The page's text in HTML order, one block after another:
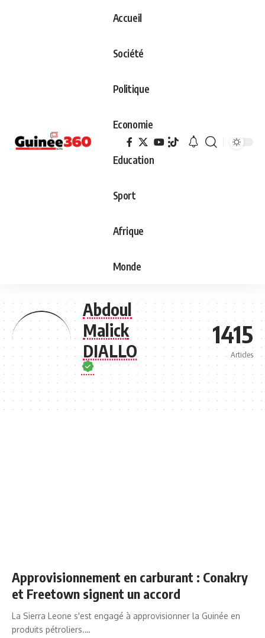
Accueil
Société
Politique
Economie
Education
Sport
Afrique
Monde
Abdoul
Malick
DIALLO
1415
Articles
Approvisionnement en carburant : Conakry
et Freetown signent un accord
La Sierra Leone s'est engagé à approvisionner la Guinée en
produits pétroliers.…